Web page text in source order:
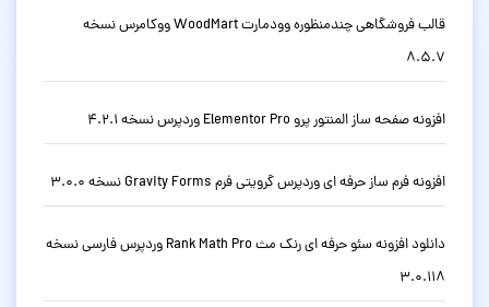
قالب فروشگاهی چندمنظوره وودمارت WoodMart ووکامرس نسخه
8.5.7
افزونه صفحه ساز المنتور پرو Elementor Pro وردپرس نسخه 4.2.1
افزونه فرم ساز حرفه ای وردپرس گرویتی فرم Gravity Forms نسخه 3.0.0
دانلود افزونه سئو حرفه ای رنک مث Rank Math Pro وردپرس فارسی نسخه
3.0.118